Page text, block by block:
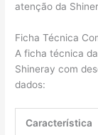
atenção da
Ficha Técnica
A ficha técnica
Shineray com
dados:
Característica